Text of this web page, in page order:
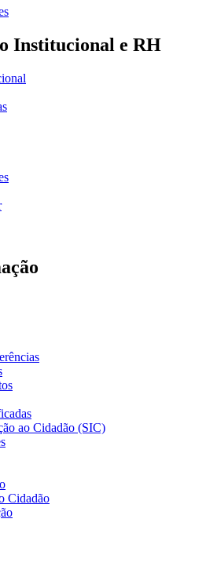
Institucional e RH
ao Cidadão (SIC)
Cidadão